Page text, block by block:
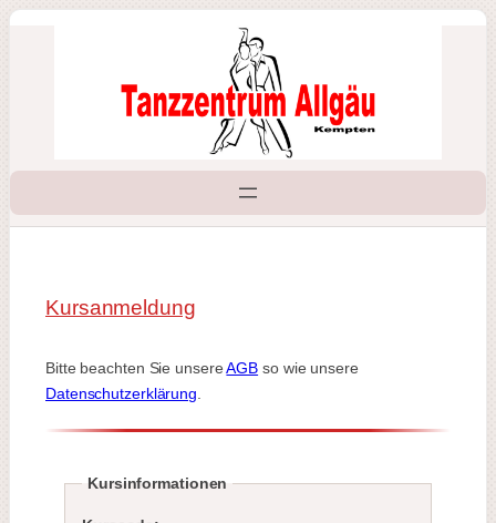
Zum
Kursanmeldung
Bitte beachten Sie unsereAGB so wie unsere
Datenschutzerklärung
Kursinformationen